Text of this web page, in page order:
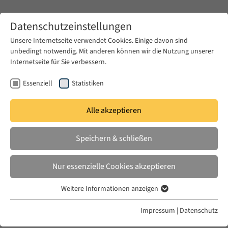
Zum Hauptinhalt springen
DO. 17 OKT. 2024
JOB: Studentische Hilfskraft für
das Forschungsprojekt
BEYONDREST
Datenschutzeinstellungen
Unsere Internetseite verwendet Cookies. Einige davon sind
unbedingt notwendig. Mit anderen können wir die Nutzung unserer
Internetseite für Sie verbessern.
Essenziell Statistiken
Alle akzeptieren
Speichern & schließen
Nur essenzielle Cookies akzeptieren
Essenzielle Cookies werden für grundlegende Funktionen der
Weitere Informationen anzeigen
Impressum | Datenschutz